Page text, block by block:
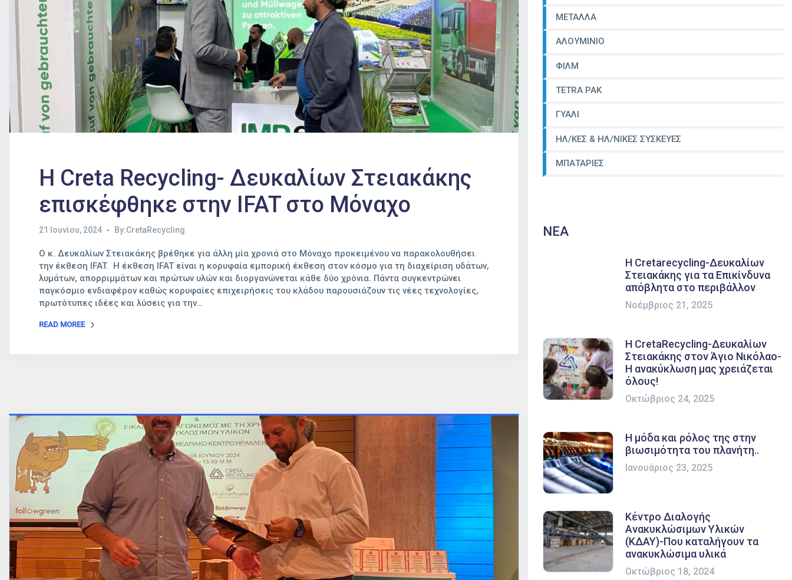
Η Creta Recycling- Δευκαλίων Στειακάκης
επισκέφθηκε στην IFAT στο Μόναχο
21 Ιουνίου, 2024 By:CretaRecycling
Ο κ. Δευκαλίων Στειακάκης βρέθηκε για άλλη μία χρονιά στο Μόναχο προκειμένου να παρακολουθήσει
την έκθεση IFAT. Η έκθεση IFAT είναι η κορυφαία εμπορική έκθεση στον κόσμο για τη διαχείριση υδάτων,
λυμάτων, απορριμμάτων και πρώτων υλών και διοργανώνεται κάθε δύο χρόνια. Πάντα συγκεντρώνει
παγκόσμιο ενδιαφέρον καθώς κορυφαίες επιχειρήσεις του κλάδου παρουσιάζουν τις νέες τεχνολογίες,
πρωτότυπες ιδέες και λύσεις για την…
READ MOREE
ΜΕΤΑΛΛΑ
ΑΛΟΥΜΙΝΙΟ
ΦΙΛΜ
TETRA PAK
ΓΥΑΛΙ
ΗΛ/ΚΕΣ & ΗΛ/ΝΙΚΕΣ ΣΥΣΚΕΥΕΣ
ΜΠΑΤΑΡΙΕΣ
ΝΕΑ
Η Cretarecycling-Δευκαλίων
Στειακάκης για τα Επικίνδυνα
απόβλητα στο περιβάλλον
Νοέμβριος 21, 2025
Η CretaRecycling-Δευκαλίων
Στειακάκης στον Άγιο Νικόλαο-
Η ανακύκλωση μας χρειάζεται
όλους!
Οκτώβριος 24, 2025
Η μόδα και ρόλος της στην
βιωσιμότητα του πλανήτη..
Ιανουάριος 23, 2025
Κέντρο Διαλογής
Ανακυκλώσιμων Υλικών
(ΚΔΑΥ)-Που καταλήγουν τα
ανακυκλώσιμα υλικά
Οκτώβριος 18, 2024